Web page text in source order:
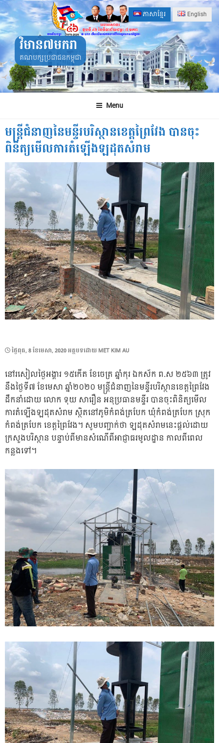
Skip
to
content
ភាសាខ្មែរ English
វិមាន៧មករា
គណបក្សប្រជាជនកម្ពុជា
Menu
មន្រ្តីជំនាញនៃមន្ទីរបរិស្ថានខេត្តព្រៃវែង បានចុះ
ពិនិត្យមើលការតំឡើងឡដុតសំរាម
POSTED
ថ្ងៃ​ពុធ, 8 ខែ​មេសា, 2020អត្ថបទដោយ MET KIM AU
នៅរសៀលថ្ងៃអង្គារ ១៥កើត ខែចេត្រ ឆ្នាំកុរ ឯកស័ក ព.ស ២៥៦៣ ត្រូវ
នឹងថ្ងៃទី៧ ខែមេសា ឆ្នាំ២០២០ មន្រ្តីជំនាញនៃមន្ទីរបរិស្ថានខេត្តព្រៃវែង
ដឹកនាំដោយ លោក ទុយ សារឿន អនុប្រធានមន្ទីរ បានចុះពិនិត្យមើល
ការតំឡើងឡដុតសំរាម ស្ថិតនៅភូមិកំពង់ត្របែក ឃុំកំពង់ត្របែក ស្រុក
កំពង់ត្របែក ខេត្តព្រៃវែង។ សូមបញ្ជាក់ថា ឡដុតសំរាមនេះផ្តល់ដោយ
ក្រសួងបរិស្ថាន បន្ទាប់ពីមានសំណើពីអាជ្ញាធរមូលដ្ឋាន កាលពីពេល
កន្លងទៅ។